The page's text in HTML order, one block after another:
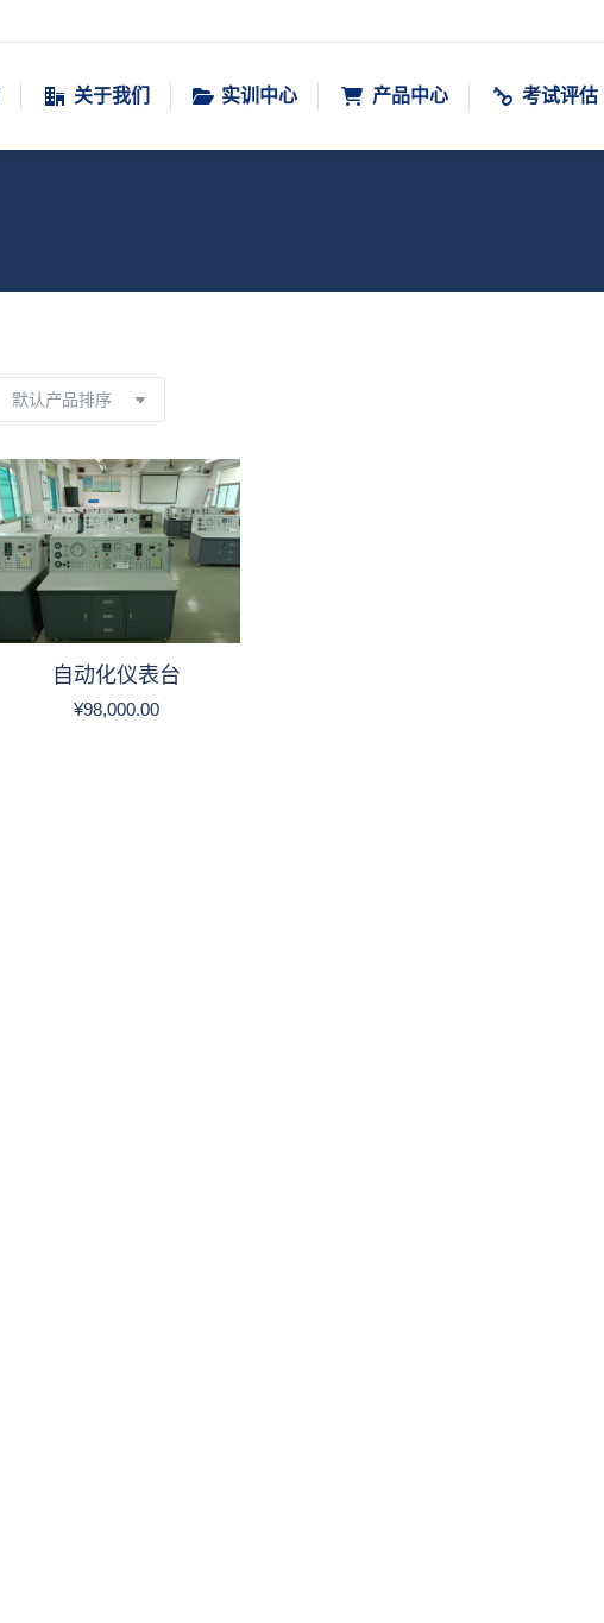
关于我们 实训中心 产品中心 考试评估
自动化仪表台
¥98,000.00